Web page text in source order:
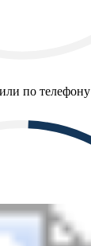
по телефону